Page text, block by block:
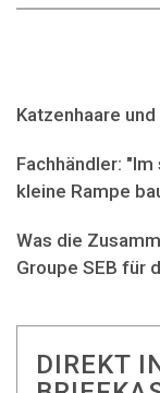
Katzenhaare
Fachhändler:
kleine Rampe
Was die
Groupe SEB für
DIREKT